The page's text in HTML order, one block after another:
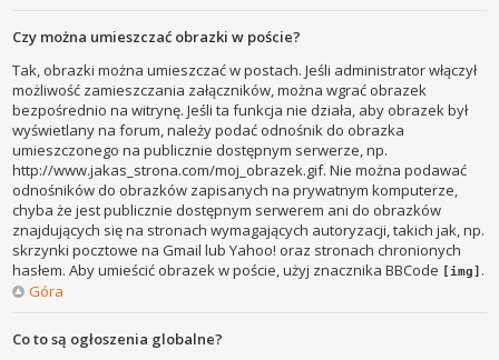
Czy można umieszczać obrazki w poście?
Tak, obrazki można umieszczać w postach. Jeśli administrator włączył
możliwość zamieszczania załączników, można wgrać obrazek
bezpośrednio na witrynę. Jeśli ta funkcja nie działa, aby obrazek był
wyświetlany na forum, należy podać odnośnik do obrazka
umieszczonego na publicznie dostępnym serwerze, np.
http://www.jakas_strona.com/moj_obrazek.gif. Nie można podawać
odnośników do obrazków zapisanych na prywatnym komputerze,
chyba że jest publicznie dostępnym serwerem ani do obrazków
znajdujących się na stronach wymagających autoryzacji, takich jak, np.
skrzynki pocztowe na Gmail lub Yahoo! oraz stronach chronionych
hasłem. Aby umieścić obrazek w poście, użyj znacznika BBCode [img] .
Góra
Co to są ogłoszenia globalne?